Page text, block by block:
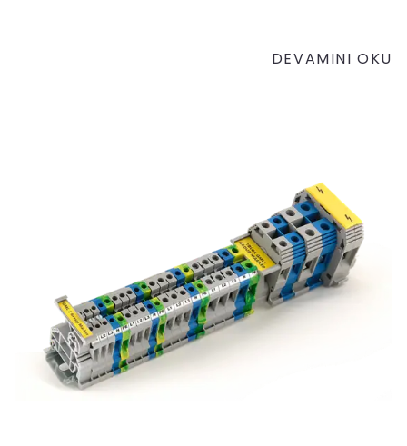
DEVAMINI OKU